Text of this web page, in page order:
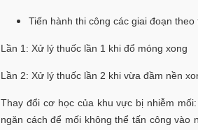
Tiến hành thi công các giai đoạn theo
Lần 1: Xử lý thuốc lần 1 khi đổ móng xong
Lần 2: Xử lý thuốc lần 2 khi vừa đầm nền
Thay đổi cơ học của khu vực bị nhiễm
ngăn cách để mối không thể tấn công vào